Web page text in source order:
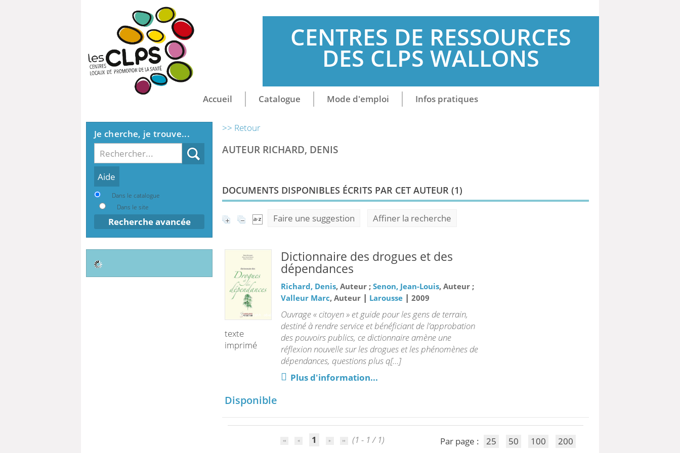
CENTRES DE RESSOURCES
DES CLPS WALLONS
Accueil Catalogue Mode d'emploi Infos pratiques
>> Retour
AUTEUR RICHARD, DENIS
DOCUMENTS DISPONIBLES ÉCRITS PAR CET AUTEUR (1)
Faire une suggestion Affiner la recherche
texte
imprimé
Dictionnaire des drogues et des
dépendances
Richard, Denis, Auteur ; Senon, Jean-Louis, Auteur ;
Valleur Marc, Auteur | Larousse| 2009
Ouvrage « citoyen » et guide pour les gens de terrain,
destiné à rendre service et bénéficiant de l’approbation
des pouvoirs publics, ce dictionnaire amène une
réflexion nouvelle sur les drogues et les phénomènes de
dépendances, questions plus q[...]
Plus d'information...
Disponible
1 (1 - 1 / 1) Par page : 25 50 100 200
Je cherche, je trouve...
Recherche
Dans le catalogue
Dans le site
Recherche avancée